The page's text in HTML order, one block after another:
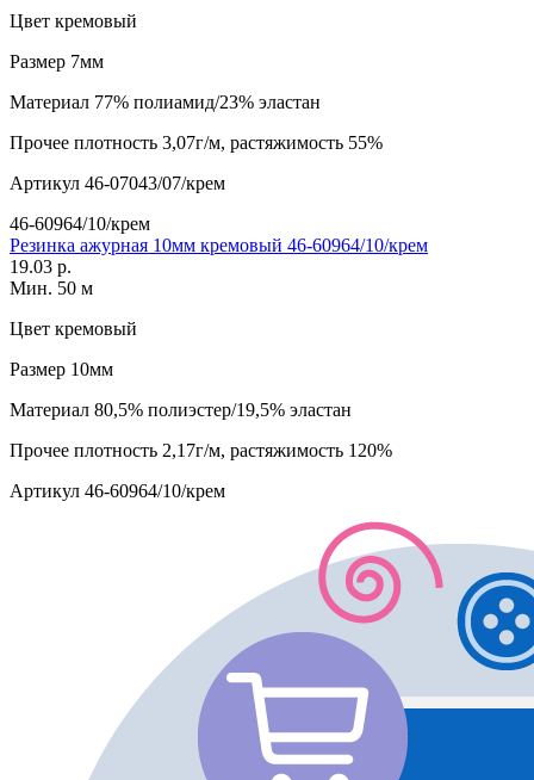
Цвет кремовый
Размер 7мм
Материал 77% полиамид/23% эластан
Прочее плотность 3,07г/м, растяжимость 55%
Артикул 46-07043/07/крем
46-60964/10/крем
Резинка ажурная 10мм кремовый 46-60964/10/крем
19.03 р.
Мин. 50 м
Цвет кремовый
Размер 10мм
Материал 80,5% полиэстер/19,5% эластан
Прочее плотность 2,17г/м, растяжимость 120%
Артикул 46-60964/10/крем